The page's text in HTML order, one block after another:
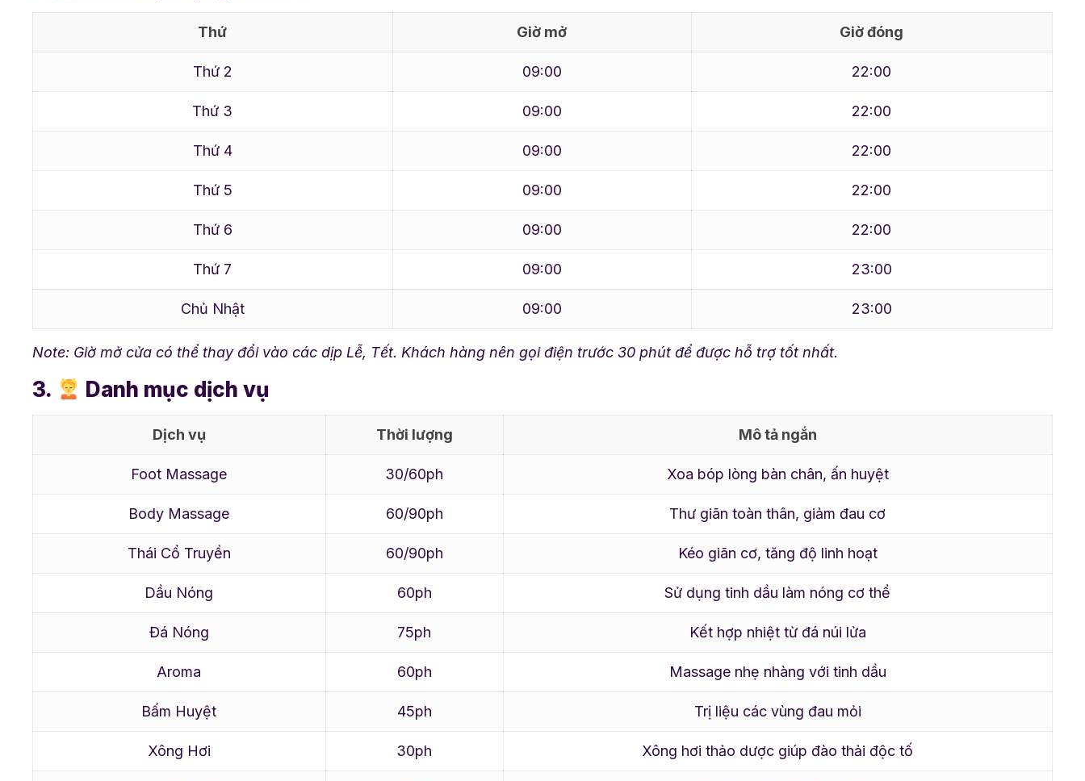
Thứ Giờ mở Giờ đóng
Thứ 2 09:00 22:00
Thứ 3 09:00 22:00
Thứ 4 09:00 22:00
Thứ 5 09:00 22:00
Thứ 6 09:00 22:00
Thứ 7 09:00 23:00
Chủ Nhật 09:00 23:00
Note: Giờ mở cửa có thể thay đổi vào các dịp Lễ, Tết. Khách hàng nên gọi điện trước 30 phút để được hỗ trợ tốt nhất.
3. Danh mục dịch vụ
Dịch vụ Thời lượng Mô tả ngắn
Foot Massage 30/60ph Xoa bóp lòng bàn chân, ấn huyệt
Body Massage 60/90ph Thư giãn toàn thân, giảm đau cơ
Thái Cổ Truyền 60/90ph Kéo giãn cơ, tăng độ linh hoạt
Dầu Nóng 60ph Sử dụng tinh dầu làm nóng cơ thể
Đá Nóng 75ph Kết hợp nhiệt từ đá núi lửa
Aroma 60ph Massage nhẹ nhàng với tinh dầu
Bấm Huyệt 45ph Trị liệu các vùng đau mỏi
Xông Hơi 30ph Xông hơi thảo dược giúp đào thải độc tố